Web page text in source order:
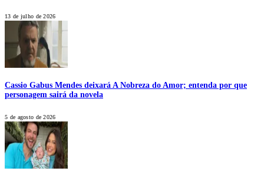
13 de julho de 2026
Cassio Gabus Mendes deixará A Nobreza do Amor; entenda por que
personagem sairá da novela
5 de agosto de 2026